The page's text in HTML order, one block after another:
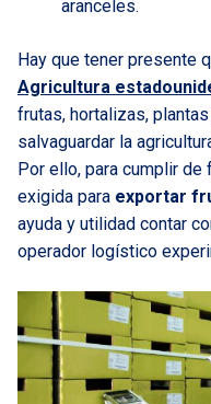
aranceles.
Hay que tener presente
Agricultura
frutas, hortalizas,
salvaguardar la
Por ello, para cumplir de
exigida para exportar
ayuda y utilidad contar
operador logístico